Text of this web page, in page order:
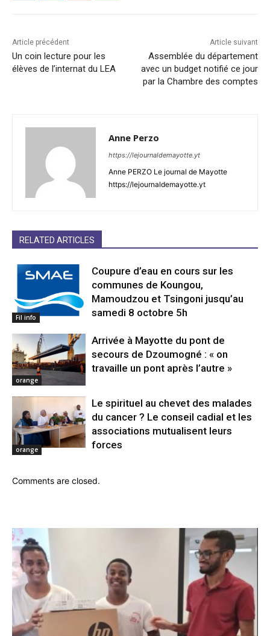
Article précédent
Un coin lecture pour les
élèves de l’internat du LEA
Article suivant
Assemblée du département
avec un budget notifié ce jour
par la Chambre des comptes
Anne Perzo
https://lejournaldemayotte.yt
Anne PERZO Le journal de Mayotte
https://lejournaldemayotte.yt
RELATED ARTICLES
Fil info
Coupure d’eau en cours sur les
communes de Koungou,
Mamoudzou et Tsingoni jusqu’au
samedi 8 octobre 5h
orange
Arrivée à Mayotte du pont de
secours de Dzoumogné : « on
travaille un pont après l’autre »
orange
Le spirituel au chevet des malades
du cancer ? Le conseil cadial et les
associations mutualisent leurs
forces
Comments are closed.